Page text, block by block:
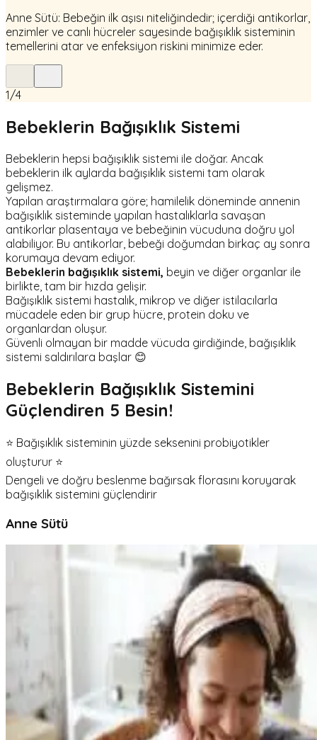
Anne Sütü: Bebeğin ilk aşısı niteliğindedir; içerdiği antikorlar,
enzimler ve canlı hücreler sayesinde bağışıklık sisteminin
temellerini atar ve enfeksiyon riskini minimize eder.
1/4
Bebeklerin Bağışıklık Sistemi
Bebeklerin hepsi bağışıklık sistemi ile doğar. Ancak
bebeklerin ilk aylarda bağışıklık sistemi tam olarak
gelişmez.
Yapılan araştırmalara göre; hamilelik döneminde annenin
bağışıklık sisteminde yapılan hastalıklarla savaşan
antikorlar plasentaya ve bebeğinin vücuduna doğru yol
alabiliyor. Bu antikorlar, bebeği doğumdan birkaç ay sonra
korumaya devam ediyor.
Bebeklerin bağışıklık sistemi, beyin ve diğer organlar ile
birlikte, tam bir hızda gelişir.
Bağışıklık sistemi hastalık, mikrop ve diğer istilacılarla
mücadele eden bir grup hücre, protein doku ve
organlardan oluşur.
Güvenli olmayan bir madde vücuda girdiğinde, bağışıklık
sistemi saldırılara başlar 😊
Bebeklerin Bağışıklık Sistemini
Güçlendiren 5 Besin!
⭐ Bağışıklık sisteminin yüzde seksenini probiyotikler
oluşturur ⭐
Dengeli ve doğru beslenme bağırsak florasını koruyarak
bağışıklık sistemini güçlendirir
Anne Sütü